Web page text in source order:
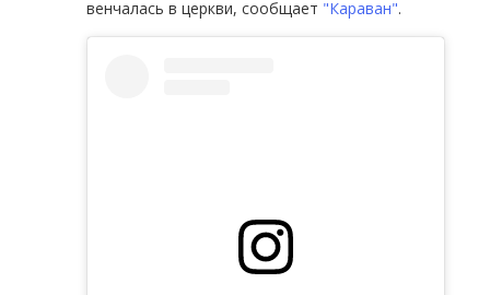
венчалась в церкви, сообщает "Караван".